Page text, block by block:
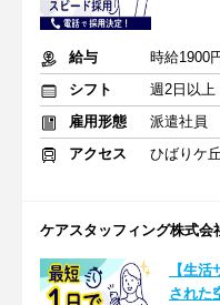
給与
時給1900
シフト
雇用形態
派遣社員
アクセス
ひばりケ
ケアスタッフィング株式会
【生
された